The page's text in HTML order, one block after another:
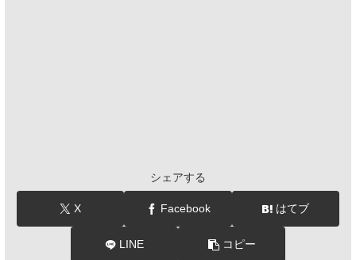
シェアする
X Facebook はてブ
LINE コピー